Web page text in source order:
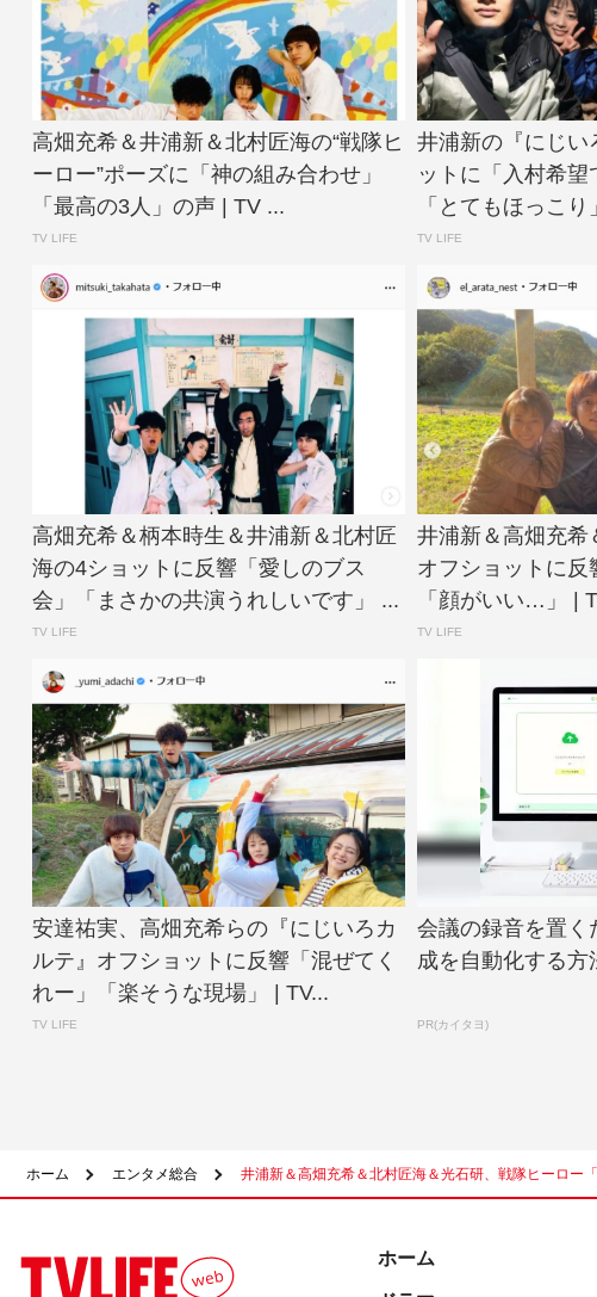
高畑充希＆井浦新＆北村匠海の“戦隊ヒ
ーロー”ポーズに「神の組み合わせ」
「最高の3人」の声 | TV ...
TV LIFE
井浦新の『にじい
ットに「入村希望
「とてもほっこ
TV LIFE
高畑充希＆柄本時生＆井浦新＆北村匠
海の4ショットに反響「愛しのブス
会」「まさかの共演うれしいです」 ...
TV LIFE
井浦新＆高畑充希
オフショットに反
「顔がいい…」 |
TV LIFE
安達祐実、高畑充希らの『にじいろカ
ルテ』オフショットに反響「混ぜてく
れー」「楽そうな現場」 | TV...
TV LIFE
会議の録音を置く
成を自動化する方
PR(カイタヨ)
ホーム エンタメ総合 井浦新＆高畑充希＆北村匠海＆光石研、戦隊ヒーロー
ホーム